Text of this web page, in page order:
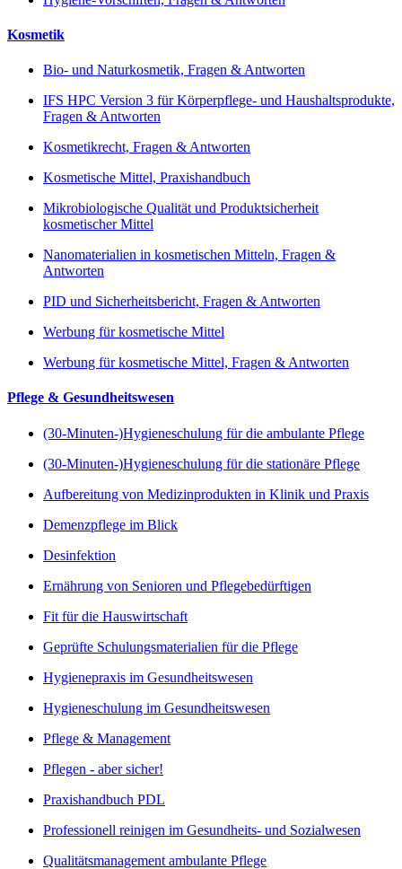
Kosmetik
Bio- und Naturkosmetik, Fragen & Antworten
IFS HPC Version 3 für Körperpflege- und Haushaltsprodukte,
Fragen & Antworten
Kosmetikrecht, Fragen & Antworten
Kosmetische Mittel, Praxishandbuch
Mikrobiologische Qualität und Produktsicherheit
kosmetischer Mittel
Nanomaterialien in kosmetischen Mitteln, Fragen &
Antworten
PID und Sicherheitsbericht, Fragen & Antworten
Werbung für kosmetische Mittel
Werbung für kosmetische Mittel, Fragen & Antworten
Pflege & Gesundheitswesen
(30-Minuten-)Hygieneschulung für die ambulante Pflege
(30-Minuten-)Hygieneschulung für die stationäre Pflege
Aufbereitung von Medizinprodukten in Klinik und Praxis
Demenzpflege im Blick
Desinfektion
Ernährung von Senioren und Pflegebedürftigen
Fit für die Hauswirtschaft
Geprüfte Schulungsmaterialien für die Pflege
Hygienepraxis im Gesundheitswesen
Hygieneschulung im Gesundheitswesen
Pflege & Management
Pflegen - aber sicher!
Praxishandbuch PDL
Professionell reinigen im Gesundheits- und Sozialwesen
Qualitätsmanagement ambulante Pflege